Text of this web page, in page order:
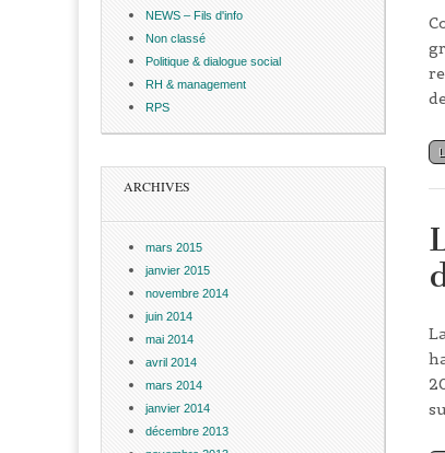
NEWS – Fils d'info
Non classé
Politique & dialogue social
RH & management
RPS
ARCHIVES
mars 2015
janvier 2015
novembre 2014
juin 2014
mai 2014
avril 2014
mars 2014
janvier 2014
décembre 2013